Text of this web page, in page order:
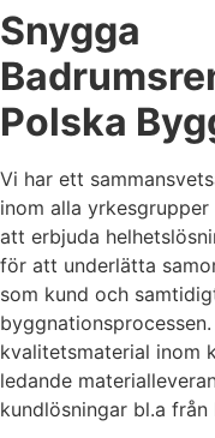
Snygga
Polska
Vi har ett
inom alla
att erbjuda
för att underlätta
som kund och
kvalitetsmaterial inom
ledande
kundlösningar bl.a från